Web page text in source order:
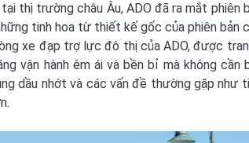
thị trường châu Âu, ADO đã ra mắt phiên
tinh hoa từ thiết kế gốc của phiên bản
xe đạp trợ lực đô thị của ADO, được
vận hành êm ái và bền bỉ mà không
dầu nhớt và các vấn đề thường gặp như